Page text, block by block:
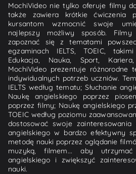
MochiVideo nie tylko oferuje filmy
także zawiera krótkie ćwiczenia
kursantom wzmocnić swoje
najlepszy możliwy sposób. Filmy
zapoznać się z tematami
egzaminach IELTS, TOEIC,
Edukacja, Nauka, Sport,
MochiVideo prezentuje różnorodne
indywidualnych potrzeb uczniów.
IELTS według tematu; Słuchanie
Naukę angielskiego poprzez
poprzez filmy; Naukę angielskiego
TOEIC według poziomu
dostosować swoje
angielskiego w bardzo efektywny
metodę nauki poprzez oglądanie
muzyką, filmem... aby
angielskiego i zwiększyć
nauki.